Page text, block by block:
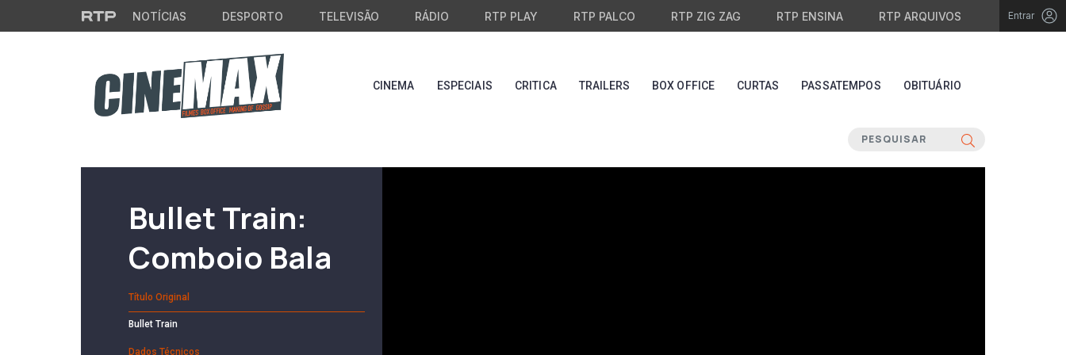
Saltar para o conteúdo principal
NOTÍCIAS DESPORTO TELEVISÃO RÁDIO RTP PLAY RTP PALCO RTP ZIG ZAG RTP ENSINA RTP ARQUIVOS Entrar
CINEMA ESPECIAIS CRITICA TRAILERS BOX OFFICE CURTAS PASSATEMPOS OBITUÁRIO
Bullet Train:
Comboio Bala
Título Original
Bullet Train
Dados Técnicos